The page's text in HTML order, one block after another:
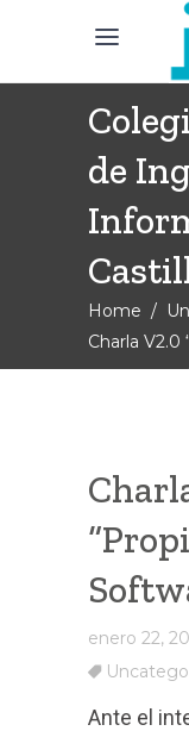
de
Home /
Charla V2.0
enero 22,
Ante el